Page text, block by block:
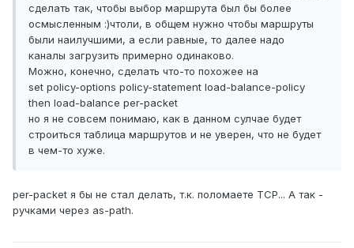
сделать так, чтобы выбор маршрута был бы более
осмысленным :)чтоли, в общем нужно чтобы маршруты
были наилучшими, а если равные, то далее надо
каналы загрузить примерно одинаково.
Можно, конечно, сделать что-то похожее на
set policy-options policy-statement load-balance-policy
then load-balance per-packet
но я не совсем понимаю, как в данном сулчае будет
строиться таблица маршрутов и не уверен, что не будет
в чем-то хуже.
per-packet я бы не стал делать, т.к. поломаете TCP... А так -
ручками через as-path.